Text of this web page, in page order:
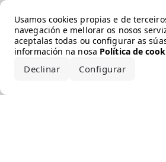
Usamos cookies propias e de
navegación e mellorar os nosos
aceptalas todas ou configurar as
información na nosa Política de
Declinar Configurar
Error loading